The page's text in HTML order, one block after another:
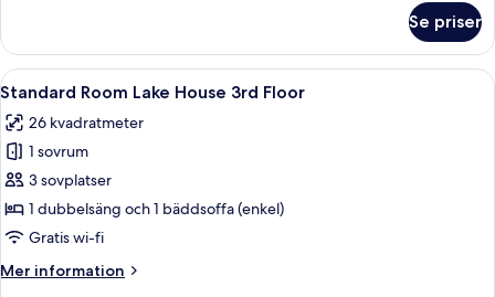
-
utsikt
mot
Se priser
Öppna
alla
foton
för
Standard
Room
Lake
3rd
Ett modernt hotellrum med en stor
3
Standard Room Lake House 3rd Floor
26 kvadratmeter
1 sovrum
3 sovplatser
1 dubbelsäng och 1 bäddsoffa (enkel)
Gratis wi-fi
Mer information
Mer